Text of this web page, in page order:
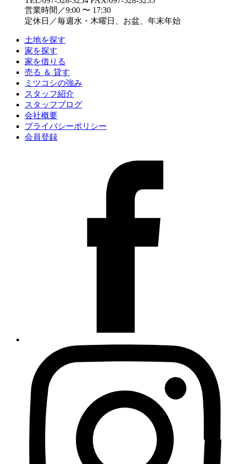
営業時間／9:00 〜 17:30
定休日／毎週水・木曜日、お盆、年末年始
土地を探す
家を探す
家を借りる
売る ＆ 貸す
ミツコシの強み
スタッフ紹介
スタッフブログ
会社概要
プライバシーポリシー
会員登録